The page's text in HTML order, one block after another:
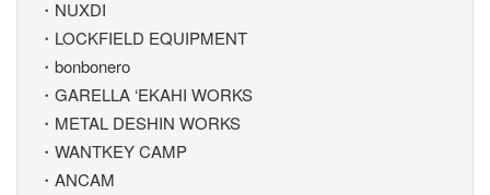
・NUXDI
・LOCKFIELD EQUIPMENT
・bonbonero
・GARELLA ‘EKAHI WORKS
・METAL DESHIN WORKS
・WANTKEY CAMP
・ANCAM